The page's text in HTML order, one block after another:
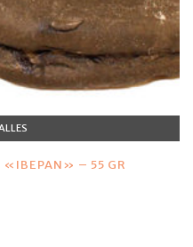
«IBEPAN» – 55 GR